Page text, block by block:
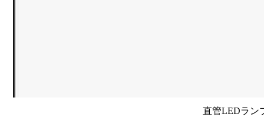
直管LEDラン